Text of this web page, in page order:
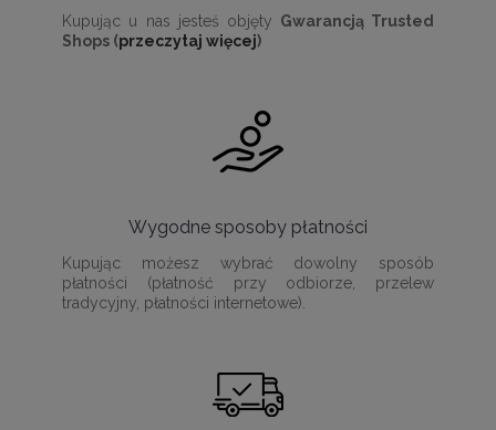
Kupując u nas jesteś objęty Gwarancją Trusted
Shops (przeczytaj więcej)
Wygodne sposoby płatności
Kupując możesz wybrać dowolny sposób
płatności (płatność przy odbiorze, przelew
tradycyjny, płatności internetowe).